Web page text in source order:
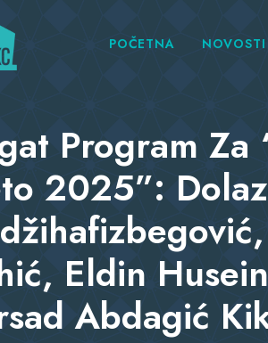
POČETNA NOVOSTI
Program Za
2025”:
Eldin
Abdagić